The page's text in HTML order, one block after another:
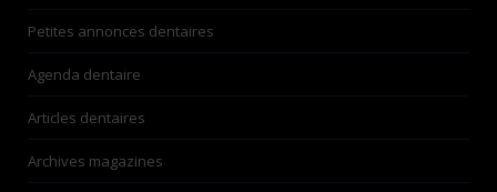
Petites annonces dentaires
Agenda dentaire
Articles dentaires
Archives magazines